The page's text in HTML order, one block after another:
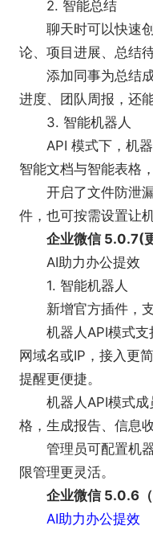
息安全等级保护三级
系。
信创适配：服务端
系统上，同时也支持
部署成本低：机器
署使用，且支持灵活
需求。
适配复杂网络：适
网络，满足复杂网络
控策略。
升级维护简单：支
操作简单，服务高可
营成本。
2. 智能总结
聊天时可以快速创
论、项目进展、总结
添加同事为总结成
进度、团队周报，还
3. 智能机器人
API 模式下，机器
智能文档与智能表格
开启了文件防泄漏
件，也可按需设置让
企业微信 5.0.7(更
AI助力办公提效
1. 智能机器人
新增官方插件，支
机器人API模式支
网域名或IP，接入更
提醒更便捷。
机器人API模式成
格，生成报告、信息
管理员可配置机器
限管理更灵活。
企业微信 5.0.6
AI助力办公提效